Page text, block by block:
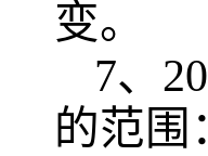
变。
7、
的范围